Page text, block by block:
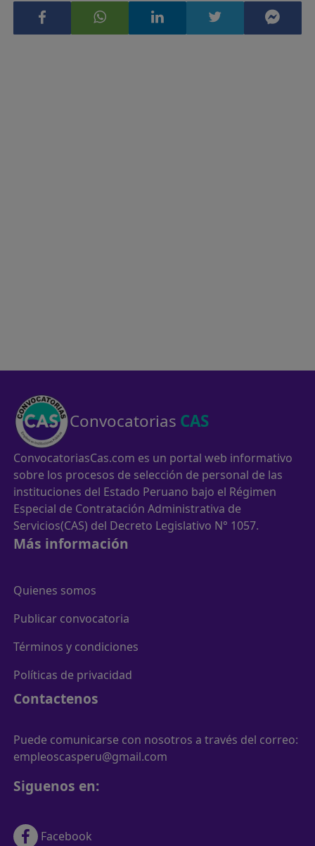
Convocatorias CAS
ConvocatoriasCas.com es un portal web informativo
sobre los procesos de selección de personal de las
instituciones del Estado Peruano bajo el Régimen
Especial de Contratación Administrativa de
Servicios(CAS) del Decreto Legislativo N° 1057.
Más información
Quienes somos
Publicar convocatoria
Términos y condiciones
Políticas de privacidad
Contactenos
Puede comunicarse con nosotros a través del correo:
empleoscasperu@gmail.com
Siguenos en:
Facebook